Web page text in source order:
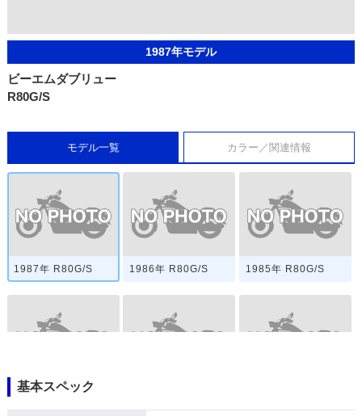
1987年モデル
ビーエムダブリュー
R80G/S
モデル一覧 カラー／関連情報
1987年 R80G/S 1986年 R80G/S 1985年 R80G/S
1984年 R80G/S
基本スペック